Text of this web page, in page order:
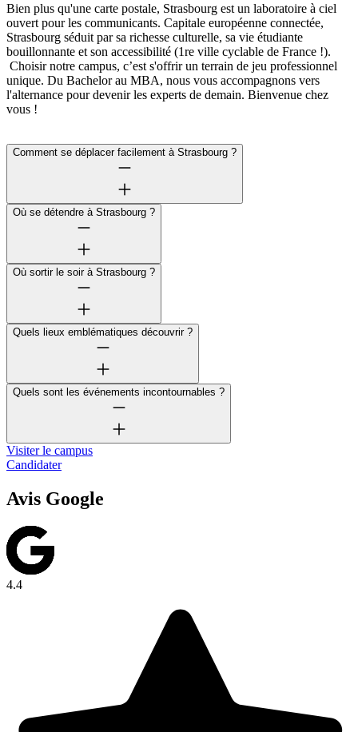
Bien plus qu'une carte postale, Strasbourg est un laboratoire à ciel
ouvert pour les communicants. Capitale européenne connectée,
Strasbourg séduit par sa richesse culturelle, sa vie étudiante
bouillonnante et son accessibilité (1re ville cyclable de France !).
Choisir notre campus, c’est s'offrir un terrain de jeu professionnel
unique. Du Bachelor au MBA, nous vous accompagnons vers
l'alternance pour devenir les experts de demain. Bienvenue chez
vous !
Comment se déplacer facilement à Strasbourg ?
Où se détendre à Strasbourg ?
Où sortir le soir à Strasbourg ?
Quels lieux emblématiques découvrir ?
Quels sont les événements incontournables ?
Visiter le campus
Candidater
Avis Google
4.4